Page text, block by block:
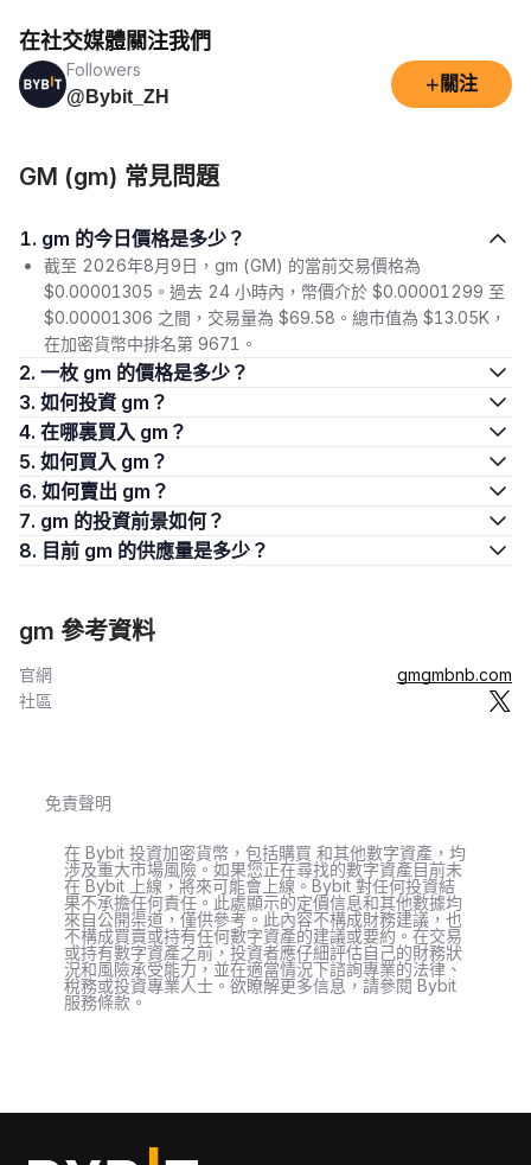
在社交媒體關注我們
Followers
@Bybit_ZH
+ 關注
GM (gm) 常見問題
1. gm 的今日價格是多少？
截至 2026年8月9日，gm (GM) 的當前交易價格為
$0.00001305。過去 24 小時內，幣價介於 $0.00001299 至
$0.00001306 之間，交易量為 $69.58。總市值為 $13.05K，
在加密貨幣中排名第 9671。
2. 一枚 gm 的價格是多少？
3. 如何投資 gm？
4. 在哪裏買入 gm？
5. 如何買入 gm？
6. 如何賣出 gm？
7. gm 的投資前景如何？
8. 目前 gm 的供應量是多少？
gm 參考資料
官網
gmgmbnb.com
社區
免責聲明
在 Bybit 投資加密貨幣，包括購買 和其他數字資產，均
涉及重大市場風險。如果您正在尋找的數字資產目前未
在 Bybit 上線，將來可能會上線。Bybit 對任何投資結
果不承擔任何責任。此處顯示的定價信息和其他數據均
來自公開渠道，僅供參考。此內容不構成財務建議，也
不構成買賣或持有任何數字資產的建議或要約。在交易
或持有數字資產之前，投資者應仔細評估自己的財務狀
況和風險承受能力，並在適當情況下諮詢專業的法律、
稅務或投資專業人士。欲瞭解更多信息，請參閱 Bybit
服務條款。